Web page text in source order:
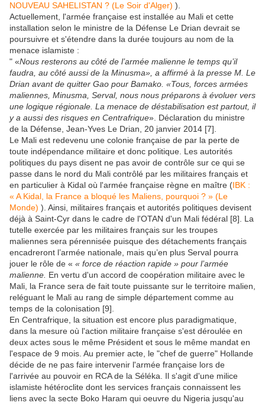
NOUVEAU SAHELISTAN ? (Le Soir d'Alger) ).
Actuellement, l'armée française est installée au Mali et cette
installation selon le ministre de la Défense Le Drian devrait se
poursuivre et s'étendre dans la durée toujours au nom de la
menace islamiste :
" «Nous resterons au côté de l’armée malienne le temps qu’il
faudra, au côté aussi de la Minusma», a affirmé à la presse M. Le
Drian avant de quitter Gao pour Bamako. «Tous, forces armées
maliennes, Minusma, Serval, nous nous préparons à évoluer vers
une logique régionale. La menace de déstabilisation est partout, il
y a aussi des risques en Centrafrique». Déclaration du ministre
de la Défense, Jean-Yves Le Drian, 20 janvier 2014 [7].
Le Mali est redevenu une colonie française de par la perte de
toute indépendance militaire et donc politique. Les autorités
politiques du pays disent ne pas avoir de contrôle sur ce qui se
passe dans le nord du Mali contrôlé par les militaires français et
en particulier à Kidal où l'armée française règne en maître (IBK :
« A Kidal, la France a bloqué les Maliens, pourquoi ? » (Le
Monde) ). Ainsi, militaires français et autorités politiques devisent
déjà à Saint-Cyr dans le cadre de l'OTAN d'un Mali fédéral [8]. La
tutelle exercée par les militaires français sur les troupes
maliennes sera pérennisée puisque des détachements français
encadreront l’armée nationale, mais qu’en plus Serval pourra
jouer le rôle de « « force de réaction rapide » pour l’armée
malienne. En vertu d'un accord de coopération militaire avec le
Mali, la France sera de fait toute puissante sur le territoire malien,
reléguant le Mali au rang de simple département comme au
temps de la colonisation [9].
En Centrafrique, la situation est encore plus paradigmatique,
dans la mesure où l'action militaire française s'est déroulée en
deux actes sous le même Président et sous le même mandat en
l'espace de 9 mois. Au premier acte, le "chef de guerre" Hollande
décide de ne pas faire intervenir l'armée française lors de
l'arrivée au pouvoir en RCA de la Séléka. Il s'agit d'une milice
islamiste hétéroclite dont les services français connaissent les
liens avec la secte Boko Haram qui oeuvre du Nigeria jusqu'au